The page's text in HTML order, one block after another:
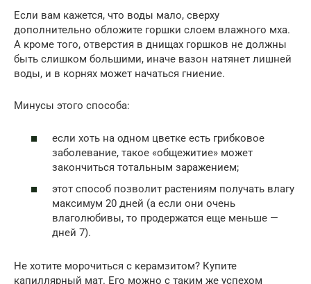
Если вам кажется, что воды мало, сверху
дополнительно обложите горшки слоем влажного мха.
А кроме того, отверстия в днищах горшков не должны
быть слишком большими, иначе вазон натянет лишней
воды, и в корнях может начаться гниение.
Минусы этого способа:
если хоть на одном цветке есть грибковое
заболевание, такое «общежитие» может
закончиться тотальным заражением;
этот способ позволит растениям получать влагу
максимум 20 дней (а если они очень
влаголюбивы, то продержатся еще меньше —
дней 7).
Не хотите морочиться с керамзитом? Купите
капиллярный мат. Его можно с таким же успехом